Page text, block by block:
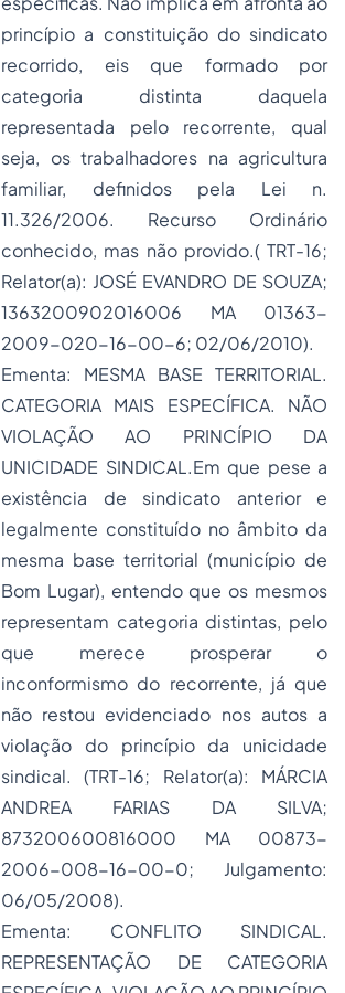
princípio a constituição do sindicato
recorrido, eis que formado por
categoria distinta daquela
representada pelo recorrente, qual
seja, os trabalhadores na agricultura
familiar, definidos pela Lei n.
11.326/2006. Recurso Ordinário
conhecido, mas não provido.( TRT-16;
Relator(a): JOSÉ EVANDRO DE SOUZA;
1363200902016006 MA 01363-
2009-020-16-00-6; 02/06/2010).
Ementa: MESMA BASE TERRITORIAL.
CATEGORIA MAIS ESPECÍFICA. NÃO
VIOLAÇÃO AO PRINCÍPIO DA
UNICIDADE SINDICAL.Em que pese a
existência de sindicato anterior e
legalmente constituído no âmbito da
mesma base territorial (município de
Bom Lugar), entendo que os mesmos
representam categoria distintas, pelo
que merece prosperar o
inconformismo do recorrente, já que
não restou evidenciado nos autos a
violação do princípio da unicidade
sindical. (TRT-16; Relator(a): MÁRCIA
ANDREA FARIAS DA SILVA;
873200600816000 MA 00873-
2006-008-16-00-0; Julgamento:
06/05/2008).
Ementa: CONFLITO SINDICAL.
REPRESENTAÇÃO DE CATEGORIA